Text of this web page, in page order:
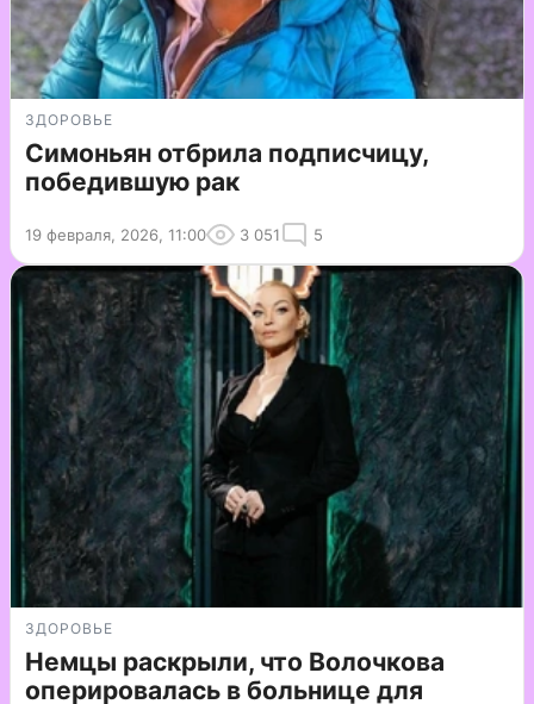
ЗДОРОВЬЕ
Симоньян отбрила подписчицу,
победившую рак
19 февраля, 2026, 11:00 3 051 5
ЗДОРОВЬЕ
Немцы раскрыли, что Волочкова
оперировалась в больнице для